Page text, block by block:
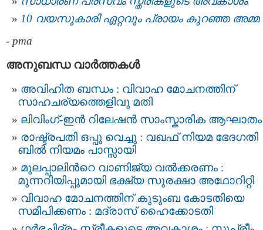
10 വയസുകാരി ഏറ്റവും പ്രായം കുറഞ്ഞ അമ്മ
- pma
അനുബന്ധ വാര്‍ത്തകള്‍
അവിഹിത ബന്ധം : വിവാഹ മോചനത്തിന്
സാഹചര്യത്തെളിവു മതി
ലിവിംഗ്-ഇൻ റിലേഷൻ സാംസ്കാരിക ആഘാതം
രാഷ്ട്രപതി ഒപ്പു വെച്ചു : വഖഫ് നിയമ ഭേദഗതി
ബില്‍ നിയമം പാസ്സായി
മുലപ്പാലിന്‍റെ വാണിജ്യ വൽക്കരണം :
മുന്നറിയിപ്പുമായി ഭക്ഷ്യ സുരക്ഷാ അഥോറിറ്റി
വിവാഹ മോചനത്തിന് കുടുംബ കോടതിയെ
സമീപിക്കണം : മദ്രാസ് ഹൈക്കോടതി